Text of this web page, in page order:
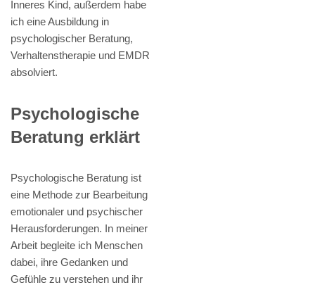
Inneres Kind, außerdem habe
ich eine Ausbildung in
psychologischer Beratung,
Verhaltenstherapie und EMDR
absolviert.
Psychologische
Beratung erklärt
Psychologische Beratung ist
eine Methode zur Bearbeitung
emotionaler und psychischer
Herausforderungen. In meiner
Arbeit begleite ich Menschen
dabei, ihre Gedanken und
Gefühle zu verstehen und ihr